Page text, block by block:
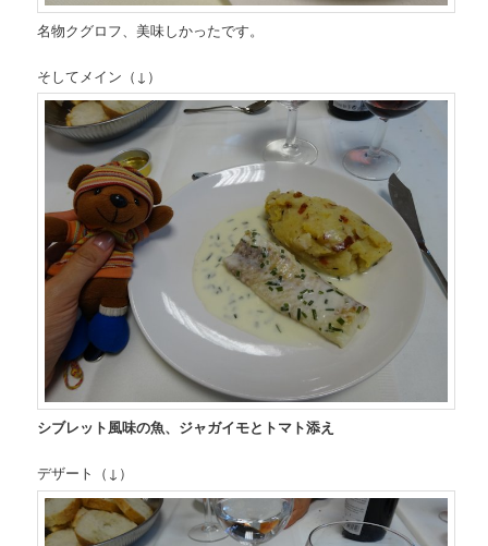
名物クグロフ、美味しかったです。
そしてメイン（↓）
シブレット風味の魚、ジャガイモとトマト添え
デザート（↓）